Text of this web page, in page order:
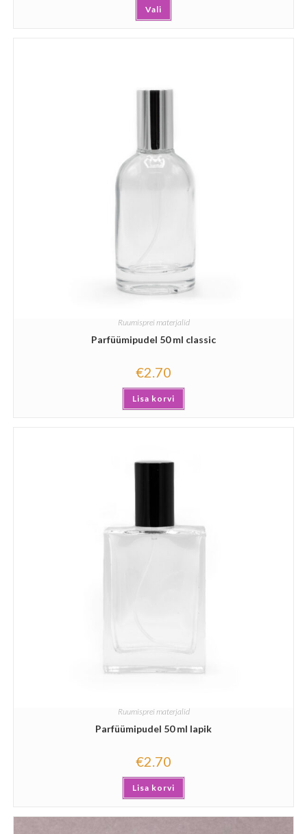
Vali
Ruumisprei materjalid
Parfüümipudel 50 ml classic
€2.70
Lisa korvi
Ruumisprei materjalid
Parfüümipudel 50 ml lapik
€2.70
Lisa korvi